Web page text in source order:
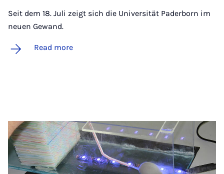
Seit dem 18. Juli zeigt sich die Universität Paderborn im
neuen Gewand.
Read more